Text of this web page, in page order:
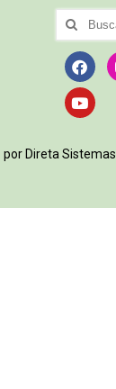
por Direta Sistemas